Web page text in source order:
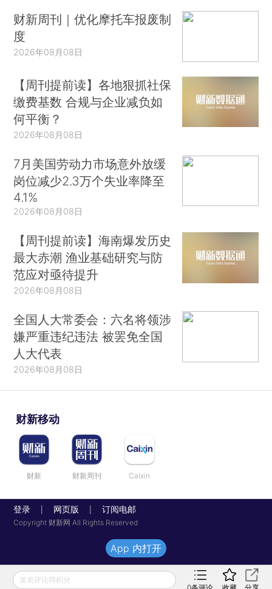
财新周刊｜优化摩托车报废制
度
2026年08月08日
【周刊提前读】各地狠抓社保
缴费基数 合规与企业减负如
何平衡？
2026年08月08日
7月美国劳动力市场意外放缓
岗位减少2.3万个失业率降至
4.1%
2026年08月08日
【周刊提前读】海南爆发历史
最大赤潮 渔业基础研究与防
范应对亟待提升
2026年08月08日
全国人大常委会：六名将领涉
嫌严重违纪违法 被罢免全国
人大代表
2026年08月08日
财新移动
财新 财新周刊 Caixin
登录 网页版 订阅电邮
Copyright 财新网 All Rights Reserved
发表评论得积分
0条评论 收藏 分享
App 内打开